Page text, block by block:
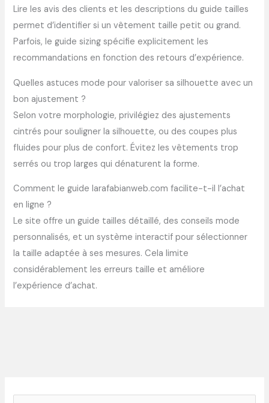
Lire les avis des clients et les descriptions du guide tailles
permet d’identifier si un vêtement taille petit ou grand.
Parfois, le guide sizing spécifie explicitement les
recommandations en fonction des retours d’expérience.
Quelles astuces mode pour valoriser sa silhouette avec un
bon ajustement ?
Selon votre morphologie, privilégiez des ajustements
cintrés pour souligner la silhouette, ou des coupes plus
fluides pour plus de confort. Évitez les vêtements trop
serrés ou trop larges qui dénaturent la forme.
Comment le guide larafabianweb.com facilite-t-il l’achat
en ligne ?
Le site offre un guide tailles détaillé, des conseils mode
personnalisés, et un système interactif pour sélectionner
la taille adaptée à ses mesures. Cela limite
considérablement les erreurs taille et améliore
l’expérience d’achat.